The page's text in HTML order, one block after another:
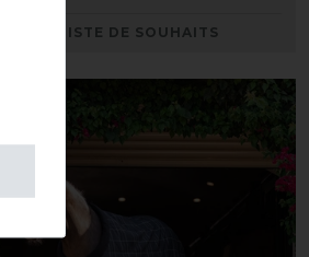
LISTE DE SOUHAITS